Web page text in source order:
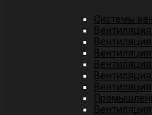
Системы